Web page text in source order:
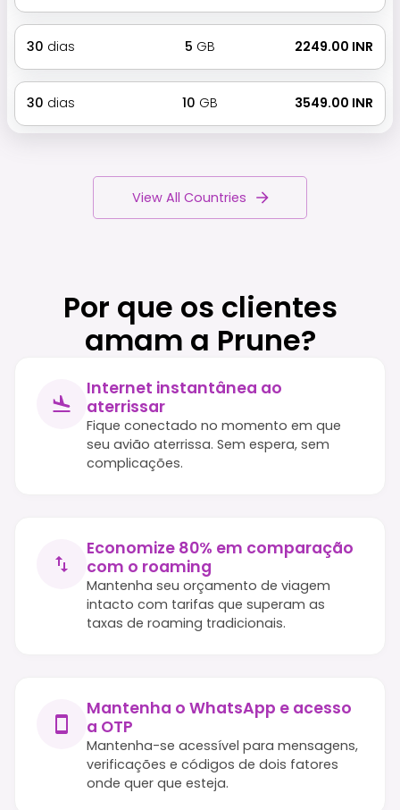
30 dias 5 GB ₹ 2249.00 INR
30 dias 10 GB ₹ 3549.00 INR
View All Countries
Por que os clientes
amam a Prune?
Internet instantânea ao
aterrissar
Fique conectado no momento em que
seu avião aterrissa. Sem espera, sem
complicações.
Economize 80% em comparação
com o roaming
Mantenha seu orçamento de viagem
intacto com tarifas que superam as
taxas de roaming tradicionais.
Mantenha o WhatsApp e acesso
a OTP
Mantenha-se acessível para mensagens,
verificações e códigos de dois fatores
onde quer que esteja.